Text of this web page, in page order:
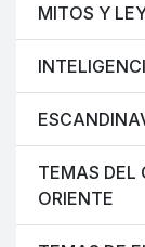
MITOS Y
TEMAS DEL
ORIENTE